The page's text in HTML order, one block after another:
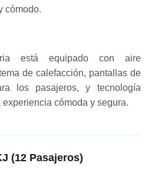
cómodo.
está equipado con aire
de calefacción, pantallas de
los pasajeros, y tecnología
cómoda y segura.
(12 Pasajeros)